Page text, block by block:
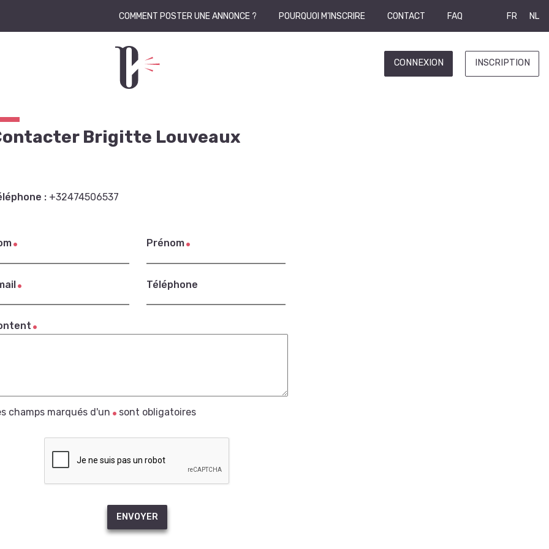
COMMENT POSTER UNE ANNONCE ? POURQUOI M'INSCRIRE CONTACT FAQ FR NL
CONNEXION INSCRIPTION
Brigitte Louveaux
: +32474506537
Prénom
Téléphone
champs marqués d'un sont obligatoires
ENVOYER